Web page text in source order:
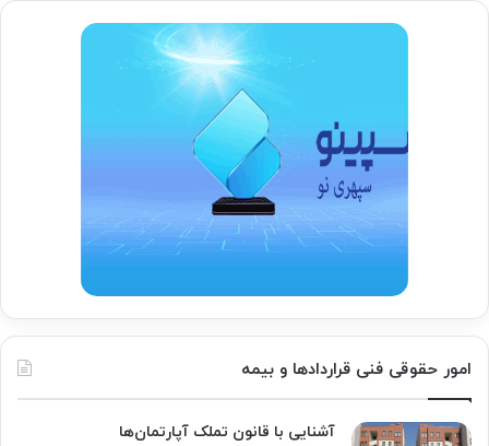
امور حقوقی فنی قراردادها و بیمه
آشنایی با قانون تملک آپارتمان‌ها